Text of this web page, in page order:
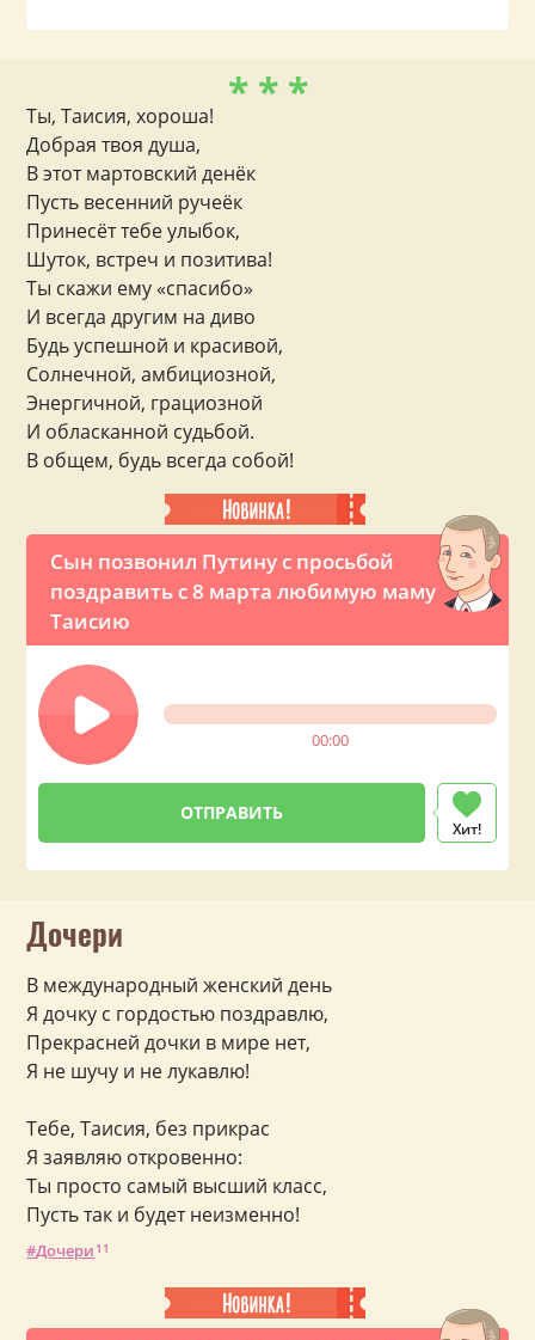
Сын позвонил Путину с просьбой
поздравить с 8 марта любимую маму
Таисию
00:00
Хит!
* * *
Ты, Таисия, хороша!
Добрая твоя душа,
В этот мартовский денёк
Пусть весенний ручеёк
Принесёт тебе улыбок,
Шуток, встреч и позитива!
Ты скажи ему «спасибо»
И всегда другим на диво
Будь успешной и красивой,
Солнечной, амбициозной,
Энергичной, грациозной
И обласканной судьбой.
В общем, будь всегда собой!
Дочери
В международный женский день
Я дочку с гордостью поздравлю,
Прекрасней дочки в мире нет,
Я не шучу и не лукавлю!
Тебе, Таисия, без прикрас
Я заявляю откровенно:
Ты просто самый высший класс,
Пусть так и будет неизменно!
Дочери 11